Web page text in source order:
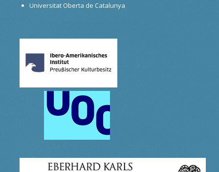
Universitat Oberta de Catalunya